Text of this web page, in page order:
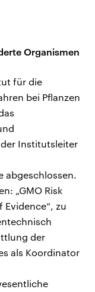
Organismen
für die
bei Pflanzen
Institutsleiter
abgeschlossen.
„GMO Risk
zu
der
als Koordinator